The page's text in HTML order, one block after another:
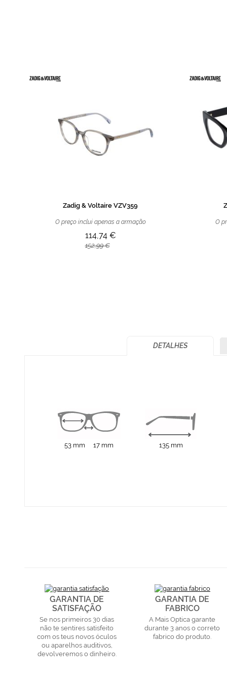
Zadig & Voltaire VZV359
O preço inclui apenas a armação
114,74 €
152,99 €
O
DETALHES
53 mm 17 mm 135 mm
GARANTIA DE
SATISFAÇÃO
Se nos primeiros 30 dias
não te sentires satisfeito
com os teus novos óculos
ou aparelhos auditivos,
devolveremos o dinheiro.
GARANTIA DE
FABRICO
A Mais Optica garante
durante 3 anos o correto
fabrico do produto.